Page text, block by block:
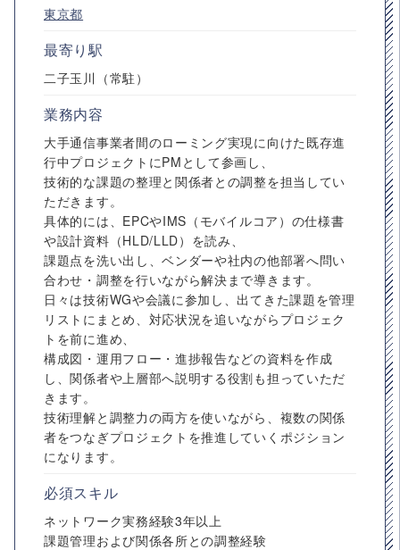
東京都
最寄り駅
二子玉川（常駐）
業務内容
大手通信事業者間のローミング実現に向けた既存進
行中プロジェクトにPMとして参画し、
技術的な課題の整理と関係者との調整を担当してい
ただきます。
具体的には、EPCやIMS（モバイルコア）の仕様書
や設計資料（HLD/LLD）を読み、
課題点を洗い出し、ベンダーや社内の他部署へ問い
合わせ・調整を行いながら解決まで導きます。
日々は技術WGや会議に参加し、出てきた課題を管理
リストにまとめ、対応状況を追いながらプロジェク
トを前に進め、
構成図・運用フロー・進捗報告などの資料を作成
し、関係者や上層部へ説明する役割も担っていただ
きます。
技術理解と調整力の両方を使いながら、複数の関係
者をつなぎプロジェクトを推進していくポジション
になります。
必須スキル
ネットワーク実務経験3年以上
課題管理および関係各所との調整経験